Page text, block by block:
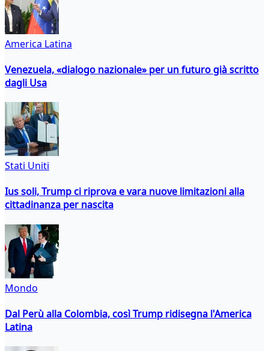
America Latina
Venezuela, «dialogo nazionale» per un futuro già scritto
dagli Usa
Stati Uniti
Ius soli, Trump ci riprova e vara nuove limitazioni alla
cittadinanza per nascita
Mondo
Dal Perù alla Colombia, così Trump ridisegna l'America
Latina